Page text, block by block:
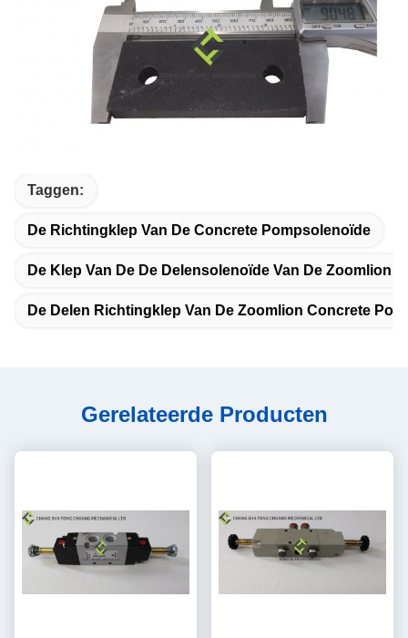
Taggen:
De Richtingklep Van De Concrete Pompsolenoïde
De Klep Van De De Delensolenoïde Van De Zoomlion
De Delen Richtingklep Van De Zoomlion Concrete
Gerelateerde Producten